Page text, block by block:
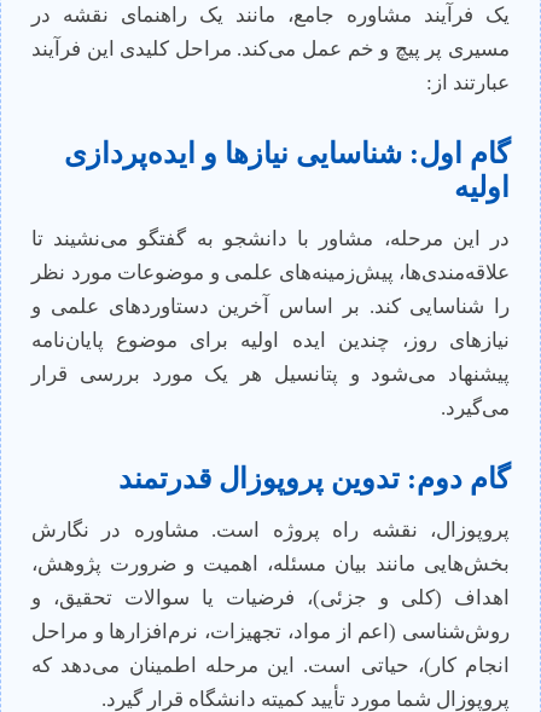
یک فرآیند مشاوره جامع، مانند یک راهنمای نقشه در
مسیری پر پیچ و خم عمل می‌کند. مراحل کلیدی این فرآیند
عبارتند از:
گام اول: شناسایی نیازها و ایده‌پردازی
اولیه
در این مرحله، مشاور با دانشجو به گفتگو می‌نشیند تا
علاقه‌مندی‌ها، پیش‌زمینه‌های علمی و موضوعات مورد نظر
را شناسایی کند. بر اساس آخرین دستاوردهای علمی و
نیازهای روز، چندین ایده اولیه برای موضوع پایان‌نامه
پیشنهاد می‌شود و پتانسیل هر یک مورد بررسی قرار
می‌گیرد.
گام دوم: تدوین پروپوزال قدرتمند
پروپوزال، نقشه راه پروژه است. مشاوره در نگارش
بخش‌هایی مانند بیان مسئله، اهمیت و ضرورت پژوهش،
اهداف (کلی و جزئی)، فرضیات یا سوالات تحقیق، و
روش‌شناسی (اعم از مواد، تجهیزات، نرم‌افزارها و مراحل
انجام کار)، حیاتی است. این مرحله اطمینان می‌دهد که
پروپوزال شما مورد تأیید کمیته دانشگاه قرار گیرد.